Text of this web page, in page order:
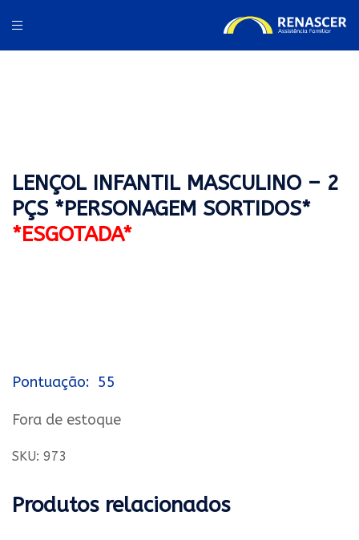
LENÇOL INFANTIL MASCULINO – 2
PÇS *PERSONAGEM SORTIDOS*
*ESGOTADA*
55
Fora de estoque
SKU: 973
Produtos relacionados